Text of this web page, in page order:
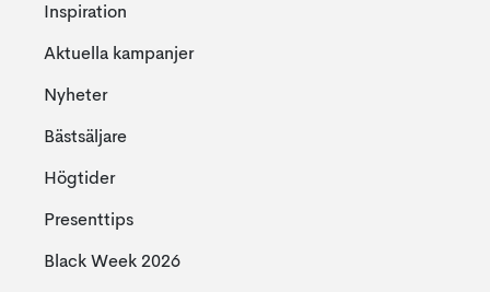
Inspiration
Aktuella kampanjer
Nyheter
Bästsäljare
Högtider
Presenttips
Black Week 2026